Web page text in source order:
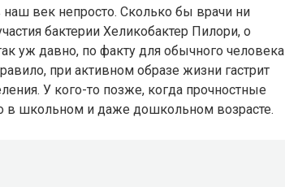
век непросто. Сколько бы врачи ни
бактерии Хеликобактер Пилори, о
уж давно, по факту для обычного человека
при активном образе жизни гастрит
У кого-то позже, когда прочностные
в школьном и даже дошкольном возрасте.